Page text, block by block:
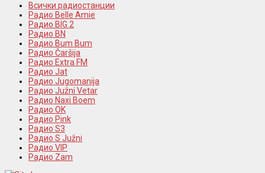
Всички радиостанции
Радио Belle Amie
Радио BIG 2
Радио BN
Радио Bum Bum
Радио Čaršija
Радио Extra FM
Радио Jat
Радио Jugomanija
Радио Južni Vetar
Радио Naxi Boem
Радио OK
Радио Pink
Радио S3
Радио S Južni
Радио VIP
Радио Zam